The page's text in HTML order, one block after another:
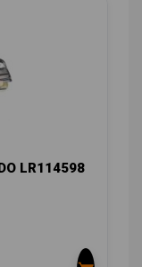
LR114598